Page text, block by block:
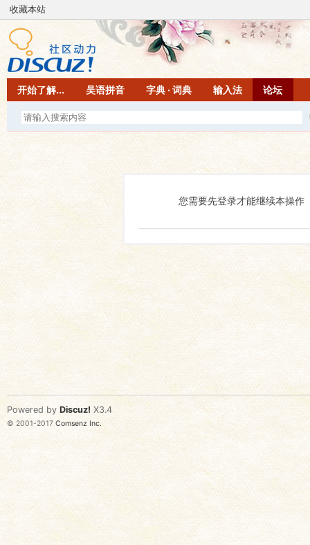
收藏本站
开始了解... 吴语拼音 字典 · 词典 输入法 论坛
您需要先登录才能继续本操作
Powered by Discuz! X3.4
© 2001-2017 Comsenz Inc.